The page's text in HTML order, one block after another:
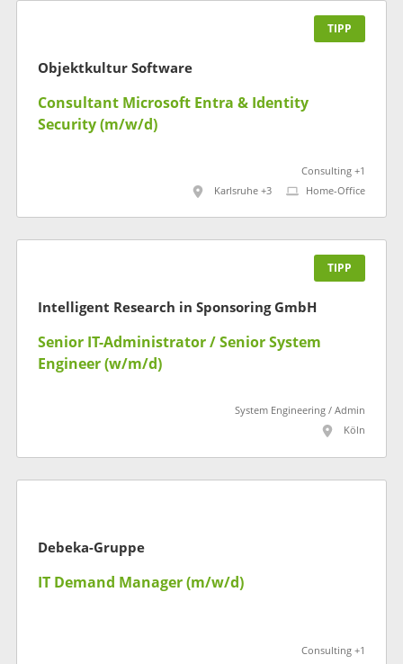
TIPP
Objektkultur Software
Consultant Microsoft Entra & Identity
Security (m/w/d)
Consulting +1
Karlsruhe +3
Home-Office
TIPP
Intelligent Research in Sponsoring GmbH
Senior IT-Administrator / Senior System
Engineer (w/m/d)
System Engineering / Admin
Köln
Debeka-Gruppe
IT Demand Manager (m/w/d)
Consulting +1